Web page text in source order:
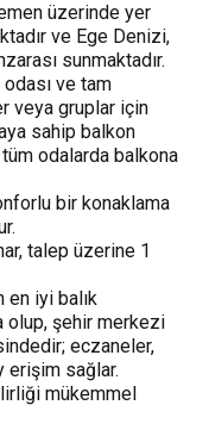
üzerinde yer
ve Ege Denizi,
sunmaktadır.
ve tam
veya gruplar için
sahip balkon
odalarda balkona
bir konaklama
talep üzerine 1
en iyi balık
olup, şehir merkezi
eczaneler,
erişim sağlar.
mükemmel